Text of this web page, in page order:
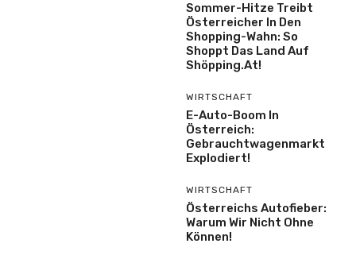
Sommer-Hitze Treibt
Österreicher In Den
Shopping-Wahn: So
Shoppt Das Land Auf
Shöpping.at!
WIRTSCHAFT
E-Auto-Boom In
Österreich:
Gebrauchtwagenmarkt
Explodiert!
WIRTSCHAFT
Österreichs Autofieber:
Warum Wir Nicht Ohne
Können!